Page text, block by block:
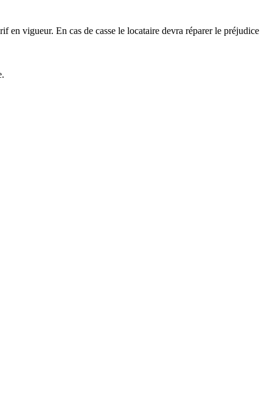
en vigueur. En cas de casse le locataire devra réparer le préjudice